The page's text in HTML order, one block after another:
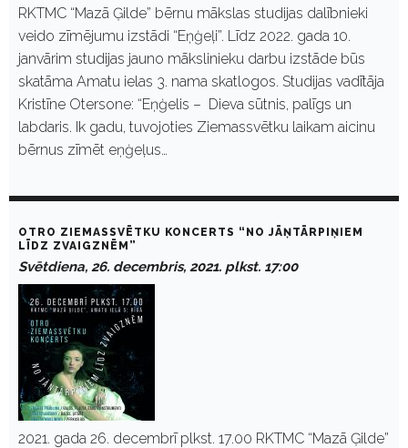
RKTMC “Mazā Ģilde” bērnu mākslas studijas dalībnieki
veido zīmējumu izstādi “Eņģeļi”. Līdz 2022. gada 10.
janvārim studijas jauno mākslinieku darbu izstāde būs
skatāma Amatu ielas 3. nama skatlogos. Studijas vadītāja
Kristīne Otersone: “Eņģelis – Dieva sūtnis, palīgs un
labdaris. Ik gadu, tuvojoties Ziemassvētku laikam aicinu
bērnus zīmēt eņģeļus…
OTRO ZIEMASSVĒTKU KONCERTS “NO JĀŅTĀRPIŅIEM
LĪDZ ZVAIGZNĒM”
Svētdiena, 26. decembris, 2021. plkst. 17:00
2021. gada 26. decembrī plkst. 17.00 RKTMC “Mazā Ģilde”